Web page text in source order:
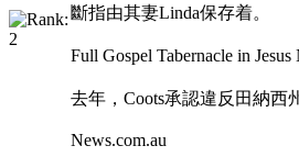
斷指由其妻Linda保存着。
Full Gospel Tabernacle in
去年，Coots承認違反田納西
News.com.au